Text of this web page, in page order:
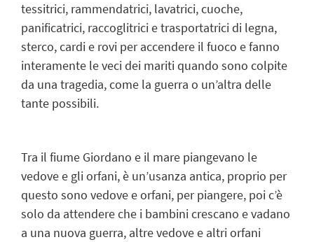
tessitrici, rammendatrici, lavatrici, cuoche,
panificatrici, raccoglitrici e trasportatrici di legna,
sterco, cardi e rovi per accendere il fuoco e fanno
interamente le veci dei mariti quando sono colpite
da una tragedia, come la guerra o un’altra delle
tante possibili.
Tra il fiume Giordano e il mare piangevano le
vedove e gli orfani, è un’usanza antica, proprio per
questo sono vedove e orfani, per piangere, poi c’è
solo da attendere che i bambini crescano e vadano
a una nuova guerra, altre vedove e altri orfani